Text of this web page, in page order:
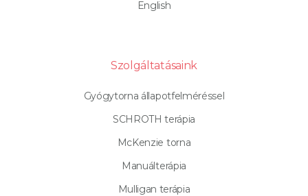
English
Szolgáltatásaink
Gyógytorna állapotfelméréssel
SCHROTH terápia
McKenzie torna
Manuálterápia
Mulligan terápia